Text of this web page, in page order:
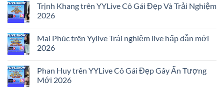
on
Lý
Dũng
Trải
Nghiệm
Livestream
Trịnh Khang trên YYLive Cô Gái Đẹp Và Trải Nghiệm
2026
on
Trịnh
Khang
Cô
Gái
Đẹp
Mai Phúc trên Yylive Trải nghiệm live hấp dẫn mới
2026
on
Mai
Phúc
Phan Huy trên YYLive Cô Gái Đẹp Gây Ấn Tượng
Mới 2026